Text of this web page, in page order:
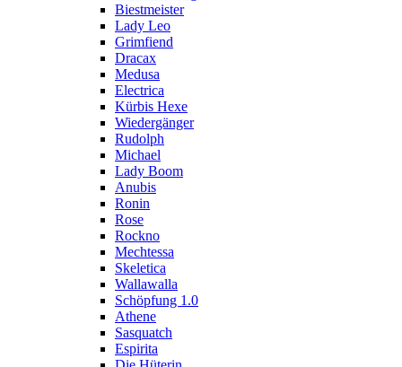
Biestmeister
Lady Leo
Grimfiend
Dracax
Medusa
Electrica
Kürbis Hexe
Wiedergänger
Rudolph
Michael
Lady Boom
Anubis
Ronin
Rose
Rockno
Mechtessa
Skeletica
Wallawalla
Schöpfung 1.0
Athene
Sasquatch
Espirita